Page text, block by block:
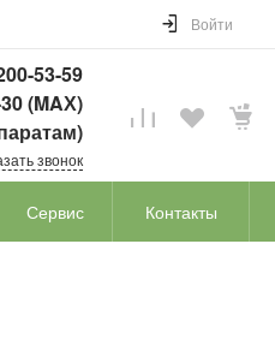
Войти
53-59
(MAХ)
звонок
Сервис Контакты